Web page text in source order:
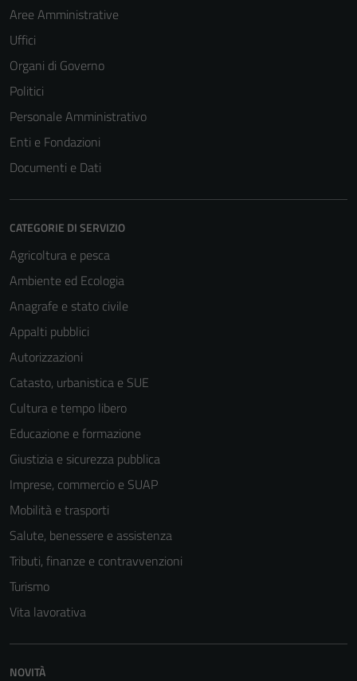
Aree Amministrative
Uffici
Organi di Governo
Politici
Personale Amministrativo
Enti e Fondazioni
Documenti e Dati
CATEGORIE DI SERVIZIO
Agricoltura e pesca
Ambiente ed Ecologia
Anagrafe e stato civile
Appalti pubblici
Autorizzazioni
Catasto, urbanistica e SUE
Cultura e tempo libero
Educazione e formazione
Giustizia e sicurezza pubblica
Imprese, commercio e SUAP
Mobilità e trasporti
Salute, benessere e assistenza
Tributi, finanze e contravvenzioni
Turismo
Vita lavorativa
NOVITÀ
non raccolgono